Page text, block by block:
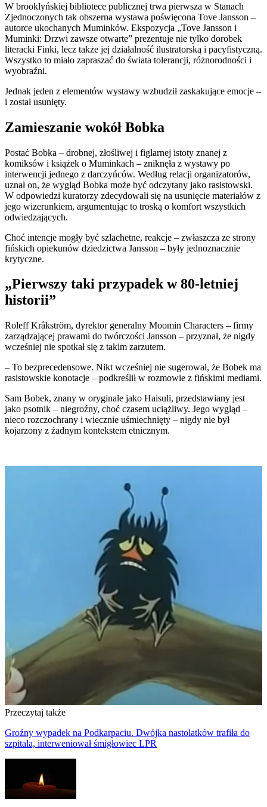
W brooklyńskiej bibliotece publicznej trwa pierwsza w Stanach
Zjednoczonych tak obszerna wystawa poświęcona Tove Jansson –
autorce ukochanych Muminków. Ekspozycja „Tove Jansson i
Muminki: Drzwi zawsze otwarte” prezentuje nie tylko dorobek
literacki Finki, lecz także jej działalność ilustratorską i pacyfistyczną.
Wszystko to miało zapraszać do świata tolerancji, różnorodności i
wyobraźni.
Jednak jeden z elementów wystawy wzbudził zaskakujące emocje –
i został usunięty.
Zamieszanie wokół Bobka
Postać Bobka – drobnej, złośliwej i figlarnej istoty znanej z
komiksów i książek o Muminkach – zniknęła z wystawy po
interwencji jednego z darczyńców. Według relacji organizatorów,
uznał on, że wygląd Bobka może być odczytany jako rasistowski.
W odpowiedzi kuratorzy zdecydowali się na usunięcie materiałów z
jego wizerunkiem, argumentując to troską o komfort wszystkich
odwiedzających.
Choć intencje mogły być szlachetne, reakcje – zwłaszcza ze strony
fińskich opiekunów dziedzictwa Jansson – były jednoznacznie
krytyczne.
„Pierwszy taki przypadek w 80-letniej
historii”
Roleff Kråkström, dyrektor generalny Moomin Characters – firmy
zarządzającej prawami do twórczości Jansson – przyznał, że nigdy
wcześniej nie spotkał się z takim zarzutem.
– To bezprecedensowe. Nikt wcześniej nie sugerował, że Bobek ma
rasistowskie konotacje – podkreślił w rozmowie z fińskimi mediami.
Sam Bobek, znany w oryginale jako Haisuli, przedstawiany jest
jako psotnik – niegroźny, choć czasem uciążliwy. Jego wygląd –
nieco rozczochrany i wiecznie uśmiechnięty – nigdy nie był
kojarzony z żadnym kontekstem etnicznym.
Przeczytaj także
Groźny wypadek na Podkarpaciu. Dwójka nastolatków trafiła do
szpitala, interweniował śmigłowiec LPR